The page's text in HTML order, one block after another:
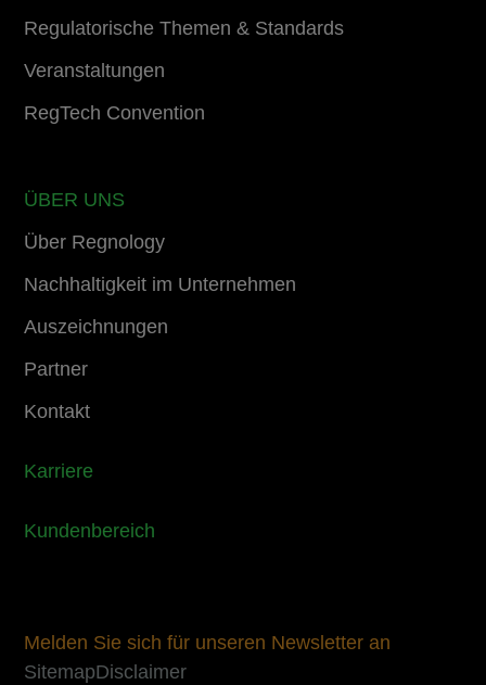
Regulatorische Themen & Standards
Veranstaltungen
RegTech Convention
ÜBER UNS
Über Regnology
Nachhaltigkeit im Unternehmen
Auszeichnungen
Partner
Kontakt
Karriere
Kundenbereich
Melden Sie sich für unseren Newsletter an
SitemapDisclaimer